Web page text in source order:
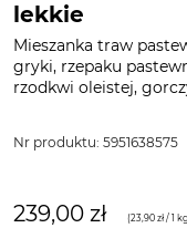
lekkie
Mieszanka traw
gryki, rzepaku
rzodkwi oleistej,
Nr produktu: 5951638575
239,00 zł (23,90 zł / 1